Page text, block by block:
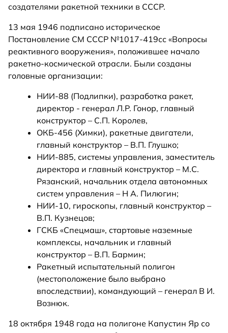
создателями ракетной техники в СССР.
13 мая 1946 подписано историческое
Постановление СМ СССР №1017-419сс «Вопросы
реактивного вооружения», положившее начало
ракетно-космической отрасли. Были созданы
головные организации:
НИИ-88 (Подлипки), разработка ракет,
директор - генерал Л.Р. Гонор, главный
конструктор – С.П. Королев,
ОКБ-456 (Химки), ракетные двигатели,
главный конструктор – В.П. Глушко;
НИИ-885, системы управления, заместитель
директора и главный конструктор – М.С.
Рязанский, начальник отдела автономных
систем управления – Н А. Пилюгин;
НИИ-10, гироскопы, главный конструктор –
В.П. Кузнецов;
ГСКБ «Спецмаш», стартовые наземные
комплексы, начальник и главный
конструктор – В.П. Бармин;
Ракетный испытательный полигон
(местоположение было выбрано
впоследствии), командующий – генерал В И.
Вознюк.
18 октября 1948 года на полигоне Капустин Яр со